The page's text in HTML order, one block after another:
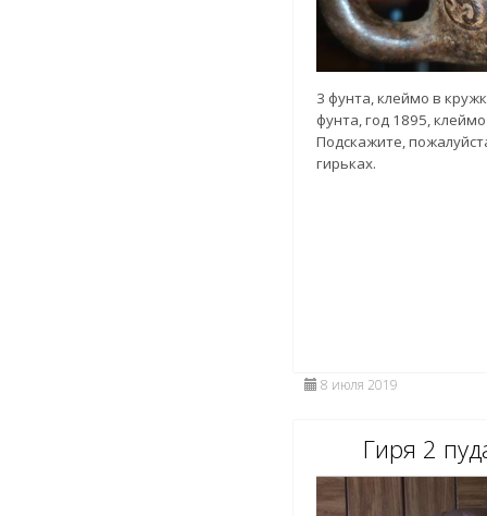
3 фунта, клеймо в
фунта, год 1895,
Подскажите,
гирьках.
8 июля 2019
Гиря 2